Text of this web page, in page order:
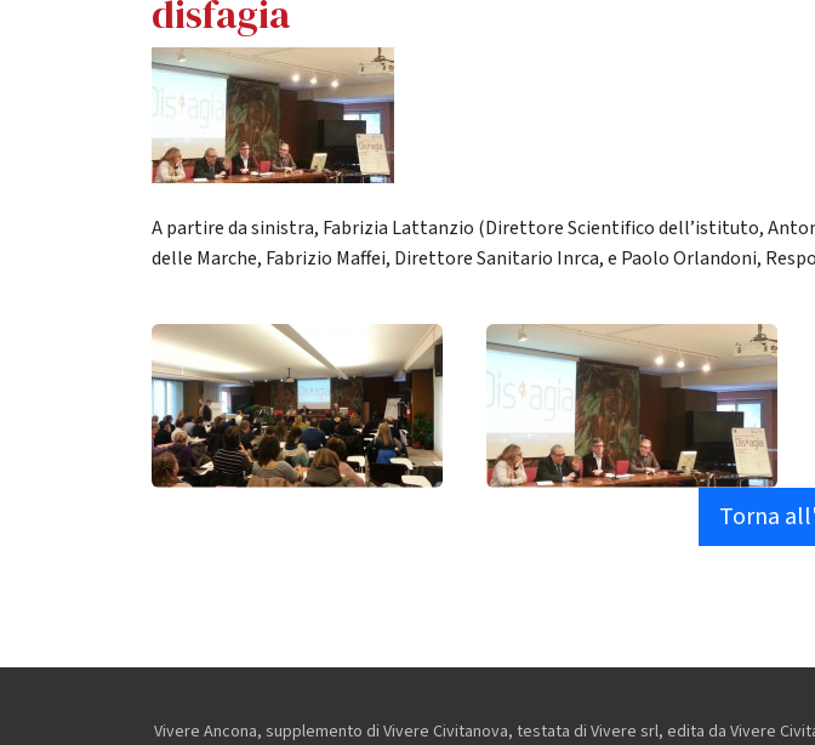
disfagia
A partire da sinistra, Fabrizia Lattanzio (Direttore Scientifico dell’istituto,
delle Marche, Fabrizio Maffei, Direttore Sanitario Inrca, e Paolo Orlandoni,
Torna
Vivere Ancona, supplemento di Vivere Civitanova, testata di Vivere srl, edita da Vivere